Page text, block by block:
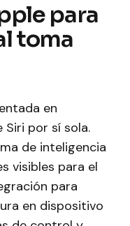
para
toma
en
Siri por sí sola.
de inteligencia
visibles para el
para
en dispositivo